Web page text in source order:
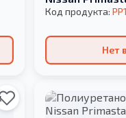
Код продукта:
Нет